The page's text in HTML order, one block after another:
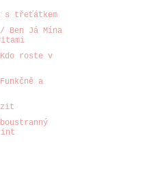
s třeťátkem
Ben Já Mína
roste v
a